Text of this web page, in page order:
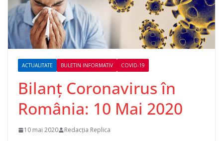
ACTUALITATE BULETIN INFORMATIV COVID-19
Bilanț Coronavirus în
România: 10 Mai 2020
10 mai 2020 Redacția Replica